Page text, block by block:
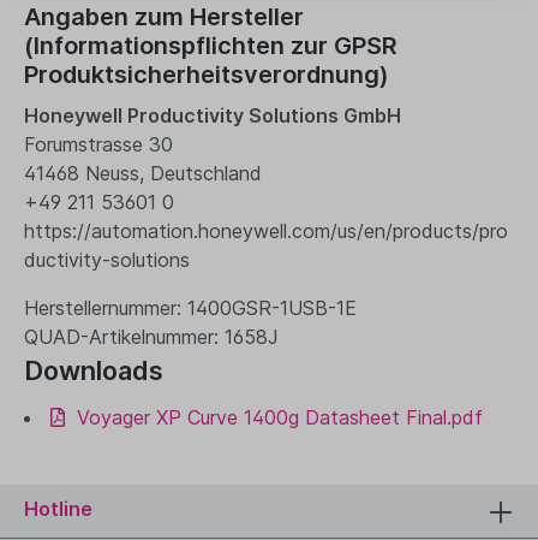
Angaben zum Hersteller
(Informationspflichten zur GPSR
Produktsicherheitsverordnung)
Honeywell Productivity Solutions GmbH
Forumstrasse 30
41468 Neuss, Deutschland
+49 211 53601 0
https://automation.honeywell.com/us/en/products/pro
ductivity-solutions
Herstellernummer: 1400GSR-1USB-1E
QUAD-Artikelnummer: 1658J
Downloads
Voyager XP Curve 1400g Datasheet Final.pdf
Hotline